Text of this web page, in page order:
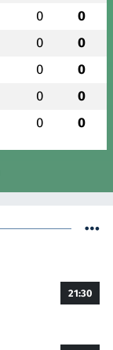
0 0
0 0
0 0
0 0
0 0
21:30